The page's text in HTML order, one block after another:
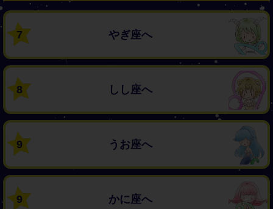
7 やぎ座へ
8 しし座へ
9 うお座へ
9 かに座へ